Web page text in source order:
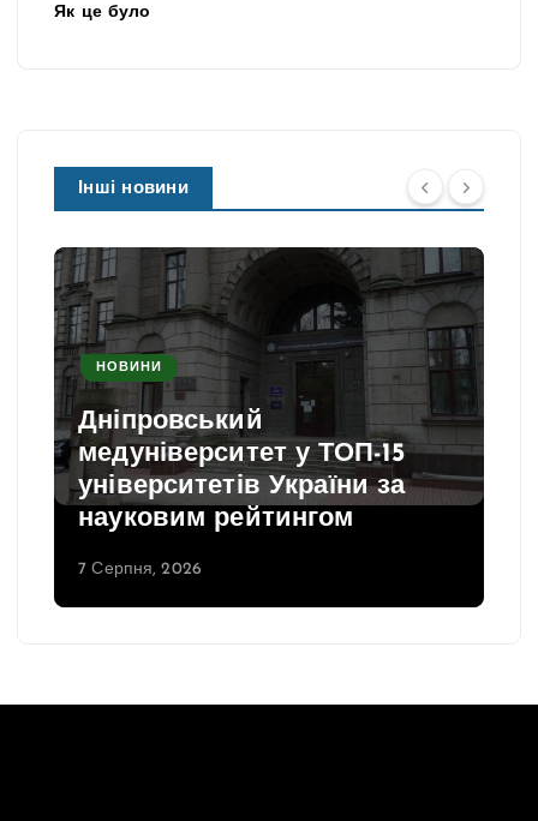
Як це було
Інші новини
НОВИНИ
Дніпровський
медуніверситет у ТОП-15
університетів України за
науковим рейтингом
7 Серпня, 2026